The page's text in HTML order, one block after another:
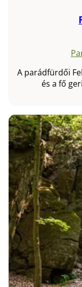
A parádfürdői
és a fő